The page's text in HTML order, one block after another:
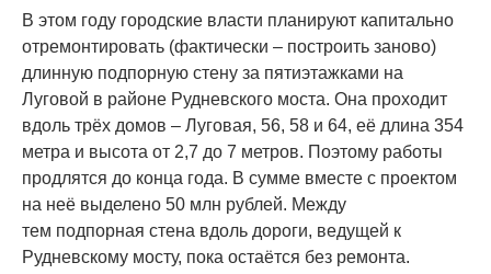
В этом году городские власти планируют капитально
отремонтировать (фактически – построить заново)
длинную подпорную стену за пятиэтажками на
Луговой в районе Рудневского моста. Она проходит
вдоль трёх домов – Луговая, 56, 58 и 64, её длина 354
метра и высота от 2,7 до 7 метров. Поэтому работы
продлятся до конца года. В сумме вместе с проектом
на неё выделено 50 млн рублей. Между
тем подпорная стена вдоль дороги, ведущей к
Рудневскому мосту, пока остаётся без ремонта.